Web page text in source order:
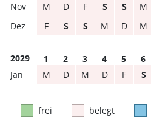
M
D F S S M
F
S S M D M
2029 1 2 3 4 5 6
M
D M D F S
frei belegt